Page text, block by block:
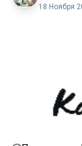
18 Ноября